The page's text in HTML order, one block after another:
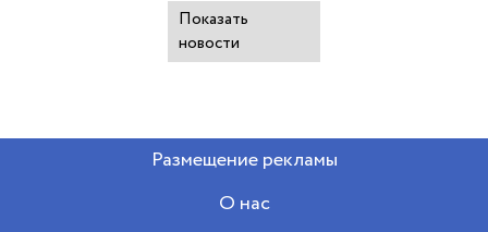
Показать
новости
Размещение рекламы
О нас